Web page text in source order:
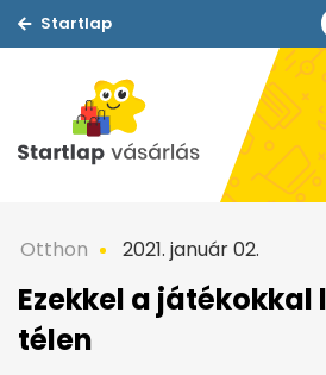
Startlap
Otthon 2021. január 02.
Ezekkel a játékokkal
télen